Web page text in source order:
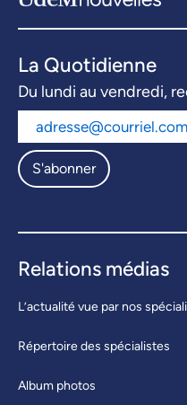
La Quotidienne
Du lundi au vendredi,
S'abonner
Relations médias
L’actualité vue par nos
Répertoire des spécialistes
Album photos